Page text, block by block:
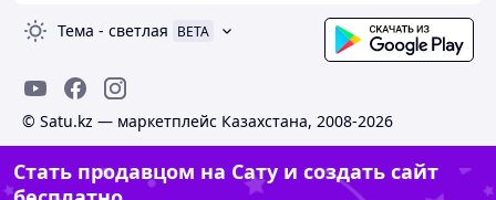
Тема - светлая BETA
© Satu.kz — маркетплейс Казахстана, 2008-2026
Стать продавцом на Сату и создать сайт